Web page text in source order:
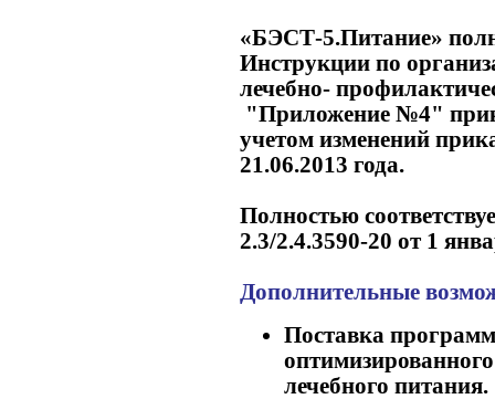
«БЭСТ-5.Питание»
Инструкции по
лечебно-
"Приложение №4"
учетом изменений
21.06.2013 года.
Полностью
2.3/2.4.3590-20 от 1
Дополнительные
Поставка
лечебного питания.